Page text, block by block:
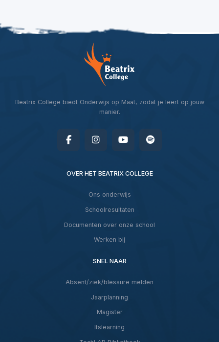
Beatrix College biedt Onderwijs op Maat, zodat je leert op jouw
manier.
OVER HET BEATRIX COLLEGE
Ons onderwijs
Schoolresultaten
Documenten over onze school
Werken bij
SNEL NAAR
Absent/ziek/blessure melden
Jaarplanning
Magister
Itslearning